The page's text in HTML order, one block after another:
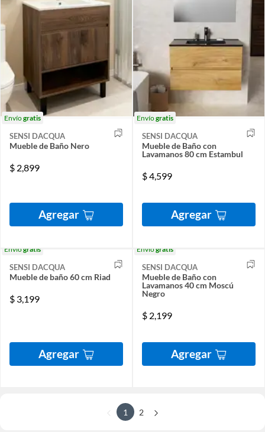
Envíogratis
SENSI DACQUA
Mueble de Baño Nero
$ 2,899
Agregar
Envíogratis
SENSI DACQUA
Mueble de Baño con
Lavamanos 80 cm Estambul
$4,599
Agregar
Envíogratis
SENSI DACQUA
Mueble de baño 60 cm Riad
$ 3,199
Agregar
Envíogratis
SENSI DACQUA
Mueble de Baño con
Lavamanos 40 cm Moscú
Negro
$ 2,199
Agregar
1 2